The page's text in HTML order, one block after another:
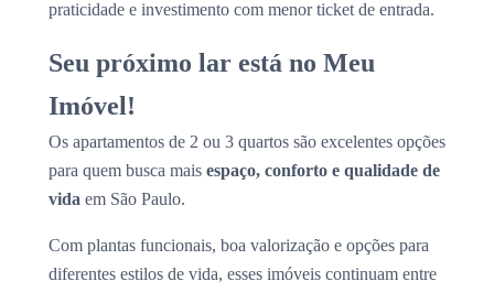
praticidade e investimento com menor ticket de entrada.
Seu próximo lar está no Meu
Imóvel!
Os apartamentos de 2 ou 3 quartos são excelentes opções
para quem busca mais espaço, conforto e qualidade de
vida em São Paulo.
Com plantas funcionais, boa valorização e opções para
diferentes estilos de vida, esses imóveis continuam entre